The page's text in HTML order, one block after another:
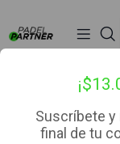
Suscríbete y
final de tu
📦 Envío Gratis desde
antes de las 12:00 hrs